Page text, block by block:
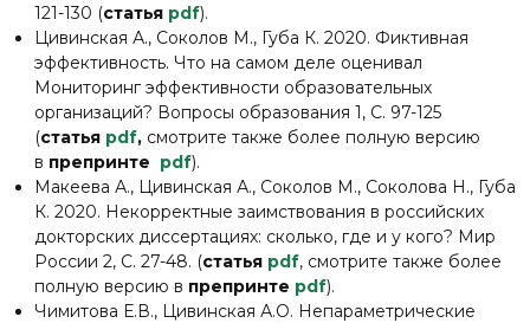
121-130 (статья pdf).
Цивинская А., Соколов М., Губа К. 2020. Фиктивная
эффективность. Что на самом деле оценивал
Мониторинг эффективности образовательных
организаций? Вопросы образования 1, С. 97-125
(статья pdf, смотрите также более полную версию
в препринте pdf).
Макеева А., Цивинская А., Соколов М., Соколова Н., Губа
К. 2020. Некорректные заимствования в российских
докторских диссертациях: сколько, где и у кого? Мир
России 2, С. 27-48. (статья pdf, смотрите также более
полную версию в препринте pdf).
Чимитова Е.В., Цивинская А.О. Непараметрические